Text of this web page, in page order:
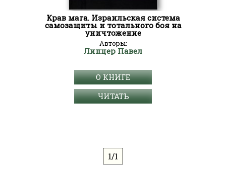
Крав мага. Израильская система
самозащиты и тотального боя на
уничтожение
Авторы:
Липцер Павел
О КНИГЕ
ЧИТАТЬ
1/1